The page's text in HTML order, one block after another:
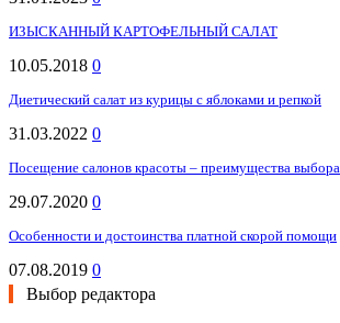
ИЗЫСКАННЫЙ КАРТОФЕЛЬНЫЙ САЛАТ
10.05.2018 0
Диетический салат из курицы с яблоками и репкой
31.03.2022 0
Посещение салонов красоты – преимущества выбора
29.07.2020 0
Особенности и достоинства платной скорой помощи
07.08.2019 0
Выбор редактора